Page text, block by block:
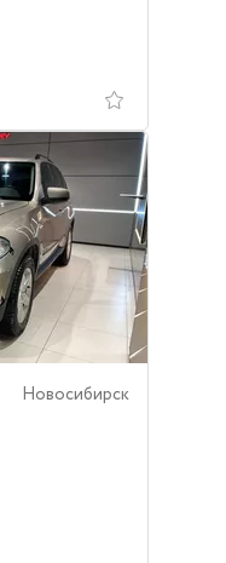
Новосибирск